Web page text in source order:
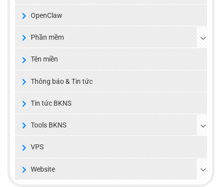
OpenClaw
Phần mềm
Tên miền
Thông báo & Tin tức
Tin tức BKNS
Tools BKNS
VPS
Website